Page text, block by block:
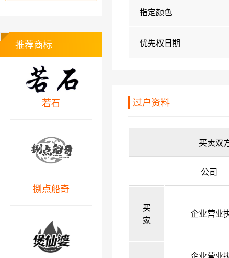
指定颜色
优先权日期
过户资料
买卖双
公司
买
家
企业营业
推荐商标
若石
捌点船奇